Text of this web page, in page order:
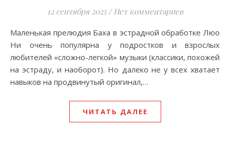
12 сентября 2025 / Нет комментариев
Маленькая прелюдия Баха в эстрадной обработке Люо
Ни очень популярна у подростков и взрослых
любителей «сложно-легкой» музыки (классики, похожей
на эстраду, и наоборот). Но далеко не у всех хватает
навыков на продвинутый оригинал,…
ЧИТАТЬ ДАЛЕЕ